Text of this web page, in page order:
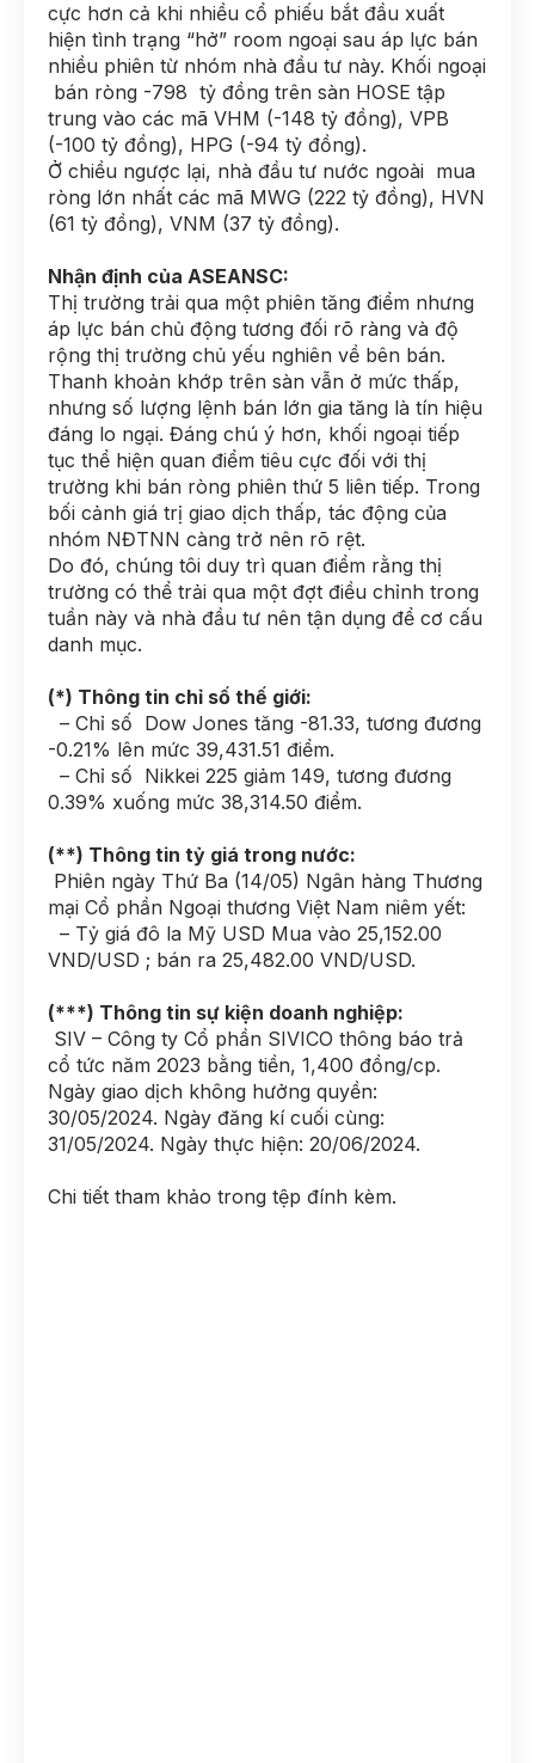
cực hơn cả khi nhiều cổ phiếu bắt đầu xuất
hiện tình trạng “hở” room ngoại sau áp lực bán
nhiều phiên từ nhóm nhà đầu tư này. Khối ngoại
bán ròng -798 tỷ đồng trên sàn HOSE tập
trung vào các mã VHM (-148 tỷ đồng), VPB
(-100 tỷ đồng), HPG (-94 tỷ đồng).
Ở chiều ngược lại, nhà đầu tư nước ngoài mua
ròng lớn nhất các mã MWG (222 tỷ đồng), HVN
(61 tỷ đồng), VNM (37 tỷ đồng).
Nhận định của ASEANSC:
Thị trường trải qua một phiên tăng điểm nhưng
áp lực bán chủ động tương đối rõ ràng và độ
rộng thị trường chủ yếu nghiên về bên bán.
Thanh khoản khớp trên sàn vẫn ở mức thấp,
nhưng số lượng lệnh bán lớn gia tăng là tín hiệu
đáng lo ngại. Đáng chú ý hơn, khối ngoại tiếp
tục thể hiện quan điểm tiêu cực đối với thị
trường khi bán ròng phiên thứ 5 liên tiếp. Trong
bối cảnh giá trị giao dịch thấp, tác động của
nhóm NĐTNN càng trở nên rõ rệt.
Do đó, chúng tôi duy trì quan điểm rằng thị
trường có thể trải qua một đợt điều chỉnh trong
tuần này và nhà đầu tư nên tận dụng để cơ cấu
danh mục.
(*) Thông tin chỉ số thế giới:
– Chỉ số Dow Jones tăng -81.33, tương đương
-0.21% lên mức 39,431.51 điểm.
– Chỉ số Nikkei 225 giảm 149, tương đương
0.39% xuống mức 38,314.50 điểm.
(**) Thông tin tỷ giá trong nước:
Phiên ngày Thứ Ba (14/05) Ngân hàng Thương
mại Cổ phần Ngoại thương Việt Nam niêm yết:
– Tỷ giá đô la Mỹ USD Mua vào 25,152.00
VND/USD ; bán ra 25,482.00 VND/USD.
(***) Thông tin sự kiện doanh nghiệp:
SIV – Công ty Cổ phần SIVICO thông báo trả
cổ tức năm 2023 bằng tiền, 1,400 đồng/cp.
Ngày giao dịch không hưởng quyền:
30/05/2024. Ngày đăng kí cuối cùng:
31/05/2024. Ngày thực hiện: 20/06/2024.
Chi tiết tham khảo trong tệp đính kèm.